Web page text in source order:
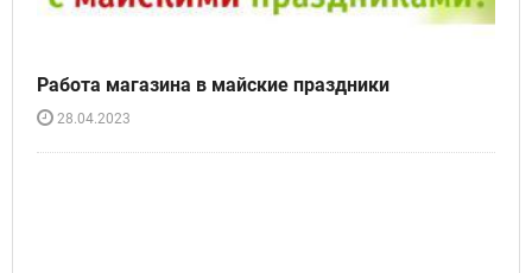
Работа магазина в майские праздники
28.04.2023